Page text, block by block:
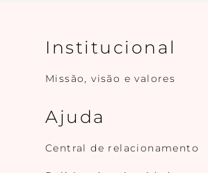
Institucional
Missão, visão e valores
Ajuda
Central de relacionamento